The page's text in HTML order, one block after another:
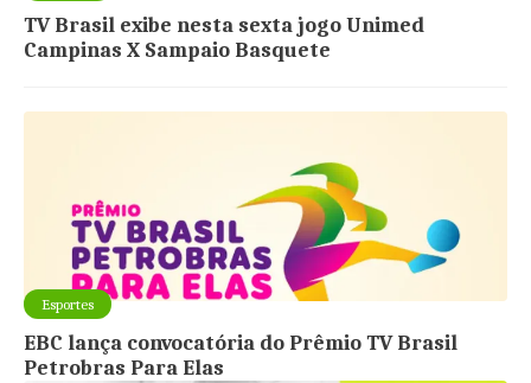
TV Brasil exibe nesta sexta jogo Unimed
Campinas X Sampaio Basquete
Esportes
EBC lança convocatória do Prêmio TV Brasil
Petrobras Para Elas